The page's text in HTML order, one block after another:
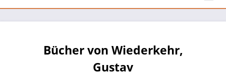
Bücher von Wiederkehr,
Gustav